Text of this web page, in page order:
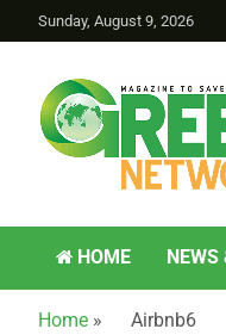
Sunday, August 9, 2026
Green
HOME
Home » Airbnb6